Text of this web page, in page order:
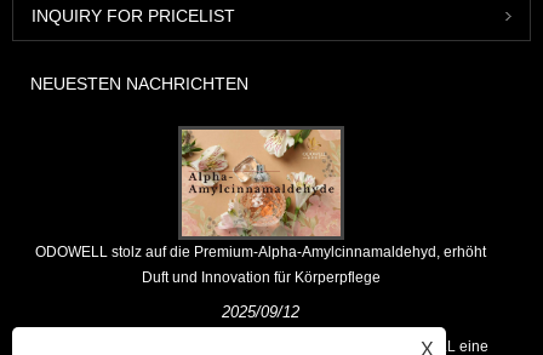
INQUIRY FOR PRICELIST
NEUESTEN NACHRICHTEN
ODOWELL stolz auf die Premium-Alpha-Amylcinnamaldehyd, erhöht
Duft und Innovation für Körperpflege
2025/09/12
Als führender globaler Anbieter von Dufthäusern hält ODOWELL eine
X